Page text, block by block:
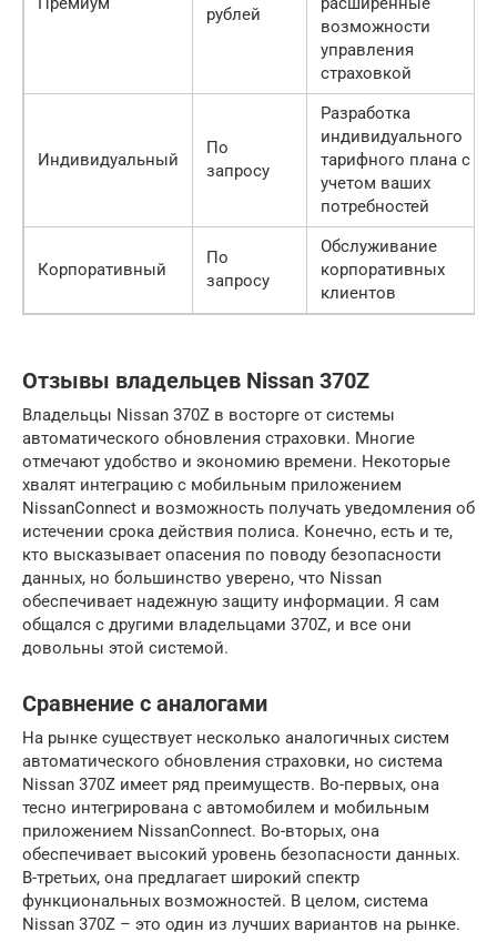
рублей
возможности
управления
страховкой
Индивидуальный
По
запросу
Разработка
индивидуального
тарифного плана с
учетом ваших
потребностей
Корпоративный
По
запросу
Обслуживание
корпоративных
клиентов
Отзывы владельцев Nissan 370Z
Владельцы Nissan 370Z в восторге от системы
автоматического обновления страховки. Многие
отмечают удобство и экономию времени. Некоторые
хвалят интеграцию с мобильным приложением
NissanConnect и возможность получать уведомления об
истечении срока действия полиса. Конечно, есть и те,
кто высказывает опасения по поводу безопасности
данных, но большинство уверено, что Nissan
обеспечивает надежную защиту информации. Я сам
общался с другими владельцами 370Z, и все они
довольны этой системой.
Сравнение с аналогами
На рынке существует несколько аналогичных систем
автоматического обновления страховки, но система
Nissan 370Z имеет ряд преимуществ. Во-первых, она
тесно интегрирована с автомобилем и мобильным
приложением NissanConnect. Во-вторых, она
обеспечивает высокий уровень безопасности данных.
В-третьих, она предлагает широкий спектр
функциональных возможностей. В целом, система
Nissan 370Z – это один из лучших вариантов на рынке.